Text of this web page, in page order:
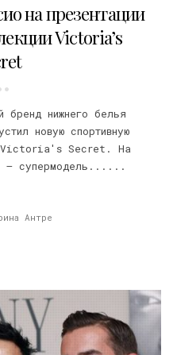
на презентации
Victoria’s
бренд нижнего белья
новую спортивную
Victoria's Secret. На
– супермодель......
Антре